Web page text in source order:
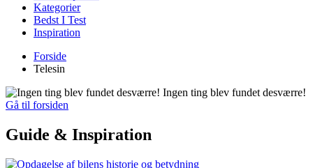
Kategorier
Bedst I Test
Inspiration
Forside
Telesin
Ingen ting blev fundet desværre!
Gå til forsiden
Guide & Inspiration